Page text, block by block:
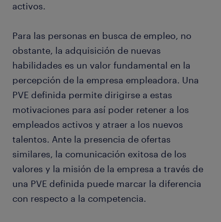
activos.
Para las personas en busca de empleo, no
obstante, la adquisición de nuevas
habilidades es un valor fundamental en la
percepción de la empresa empleadora. Una
PVE definida permite dirigirse a estas
motivaciones para así poder retener a los
empleados activos y atraer a los nuevos
talentos. Ante la presencia de ofertas
similares, la comunicación exitosa de los
valores y la misión de la empresa a través de
una PVE definida puede marcar la diferencia
con respecto a la competencia.